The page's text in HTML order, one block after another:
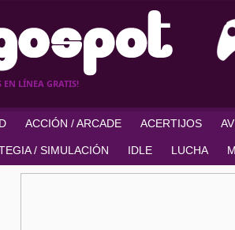
EN LÍNEA GRATIS!
ACCIÓN / ARCADE ACERTIJOS
/ SIMULACIÓN IDLE LUCHA